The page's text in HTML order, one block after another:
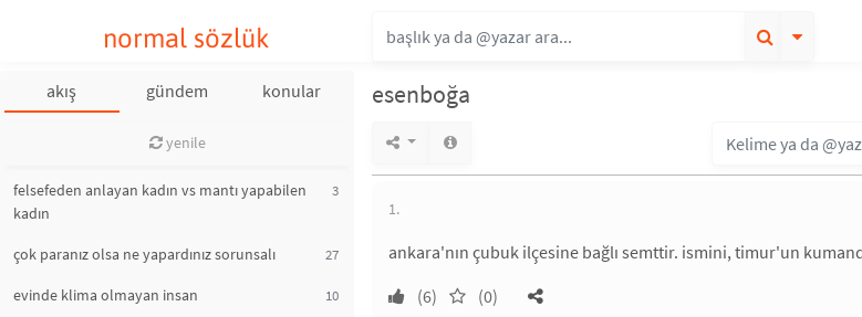
normal sözlük
akış gündem konular
yenile
felsefeden anlayan kadın vs mantı yapabilen
kadın
3
çok paranız olsa ne yapardınız sorunsalı 27
evinde klima olmayan insan 10
esenboğa
1.
ankara'nın çubuk ilçesine bağlı semttir. ismini, timur'un
(6)
(0)